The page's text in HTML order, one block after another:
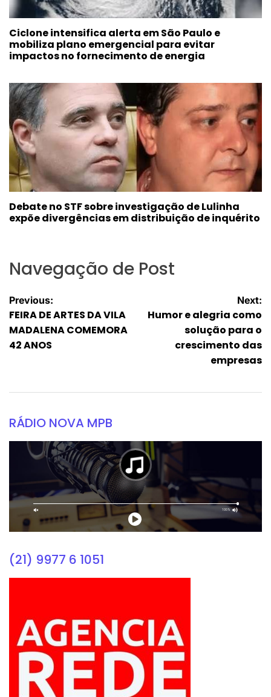
Ciclone intensifica alerta em São Paulo e
mobiliza plano emergencial para evitar
impactos no fornecimento de energia
Debate no STF sobre investigação de Lulinha
expõe divergências em distribuição de inquérito
Navegação de Post
Previous:
FEIRA DE ARTES DA VILA
MADALENA COMEMORA
42 ANOS
Next:
Humor e alegria como
solução para o
crescimento das
empresas
RÁDIO NOVA MPB
(21) 9977 6 1051